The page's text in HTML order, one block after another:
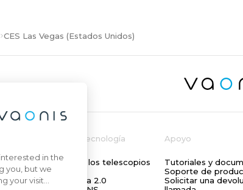
CES Las Vegas (Estados Unidos)
Innovación y tecnología
Beneficios de los telescopios
inteligentes
Astrofotografía 2.0
Apoyo
Tutoriales y
Soporte de
Solicitar una